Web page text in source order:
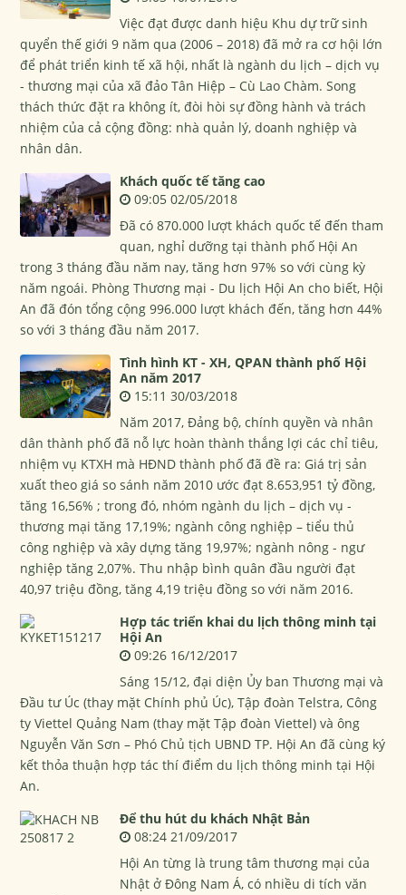
Việc đạt được danh hiệu Khu dự trữ sinh
quyển thế giới 9 năm qua (2006 – 2018) đã mở ra cơ hội lớn
để phát triển kinh tế xã hội, nhất là ngành du lịch – dịch vụ
- thương mại của xã đảo Tân Hiệp – Cù Lao Chàm. Song
thách thức đặt ra không ít, đòi hòi sự đồng hành và trách
nhiệm của cả cộng đồng: nhà quản lý, doanh nghiệp và
nhân dân.
Khách quốc tế tăng cao
09:05 02/05/2018
Đã có 870.000 lượt khách quốc tế đến tham
quan, nghỉ dưỡng tại thành phố Hội An
trong 3 tháng đầu năm nay, tăng hơn 97% so với cùng kỳ
năm ngoái. Phòng Thương mại - Du lịch Hội An cho biết, Hội
An đã đón tổng cộng 996.000 lượt khách đến, tăng hơn 44%
so với 3 tháng đầu năm 2017.
Tình hình KT - XH, QPAN thành phố Hội
An năm 2017
15:11 30/03/2018
Năm 2017, Đảng bộ, chính quyền và nhân
dân thành phố đã nỗ lực hoàn thành thắng lợi các chỉ tiêu,
nhiệm vụ KTXH mà HĐND thành phố đã đề ra: Giá trị sản
xuất theo giá so sánh năm 2010 ước đạt 8.653,951 tỷ đồng,
tăng 16,56% ; trong đó, nhóm ngành du lịch – dịch vụ -
thương mại tăng 17,19%; ngành công nghiệp – tiểu thủ
công nghiệp và xây dựng tăng 19,97%; ngành nông - ngư
nghiệp tăng 2,07%. Thu nhập bình quân đầu người đạt
40,97 triệu đồng, tăng 4,19 triệu đồng so với năm 2016.
Hợp tác triển khai du lịch thông minh tại
Hội An
09:26 16/12/2017
Sáng 15/12, đại diện Ủy ban Thương mại và
Đầu tư Úc (thay mặt Chính phủ Úc), Tập đoàn Telstra, Công
ty Viettel Quảng Nam (thay mặt Tập đoàn Viettel) và ông
Nguyễn Văn Sơn – Phó Chủ tịch UBND TP. Hội An đã cùng ký
kết thỏa thuận hợp tác thí điểm du lịch thông minh tại Hội
An.
Để thu hút du khách Nhật Bản
08:24 21/09/2017
Hội An từng là trung tâm thương mại của
Nhật ở Đông Nam Á, có nhiều di tích văn